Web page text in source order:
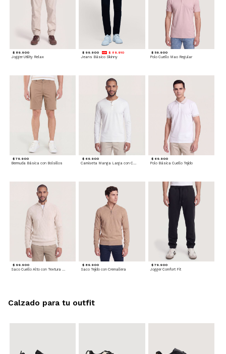
$ 89.900
Jogger Utility Relax
$ 99.900 $ 89.910
Jeans Básico Skinny
$ 59.900
Polo Cuello Mao Regular
$ 79.900
Bermuda Básica con Bolsillos
$ 69.900
Camiseta Manga Larga con Cuello Henley
$ 69.900
Polo Básica Cuello Tejido
$ 99.900 $ 89.900
Saco Tejido con Cremallera
$ 79.900
Jogger Comfort Fit
Calzado para tu outfit